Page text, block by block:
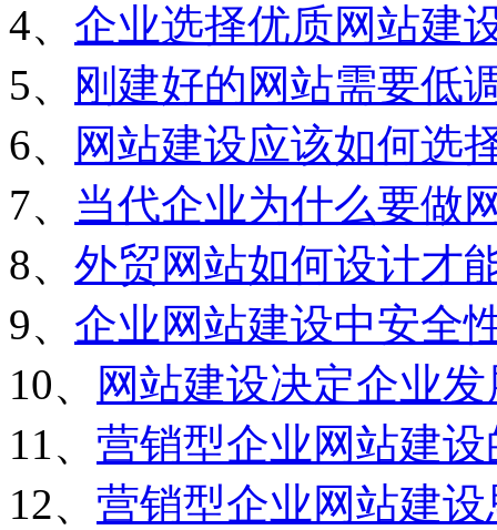
4、 企业选择优质网站建
5、
刚建好的网站需要低
6、
网站建设应该如何选
7、 当代企业为什么要做
8、 外贸网站如何设计才
9、 企业网站建设中安全
10、
网站建设决定企业
11、 营销型企业网站建
12、 营销型企业网站建设